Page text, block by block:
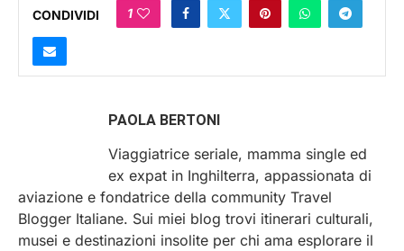
CONDIVIDI 1
PAOLA BERTONI
Viaggiatrice seriale, mamma single ed
ex expat in Inghilterra, appassionata di
aviazione e fondatrice della community Travel
Blogger Italiane. Sui miei blog trovi itinerari culturali,
musei e destinazioni insolite per chi ama esplorare il